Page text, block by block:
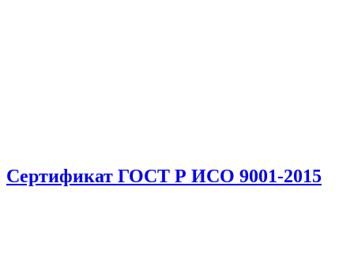
Сертификат ГОСТ Р ИСО 9001-2015